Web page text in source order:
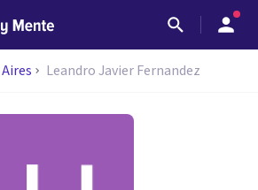
Leandro Javier Fernandez